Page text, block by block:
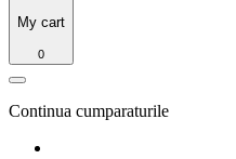
My cart
0
Continua cumparaturile